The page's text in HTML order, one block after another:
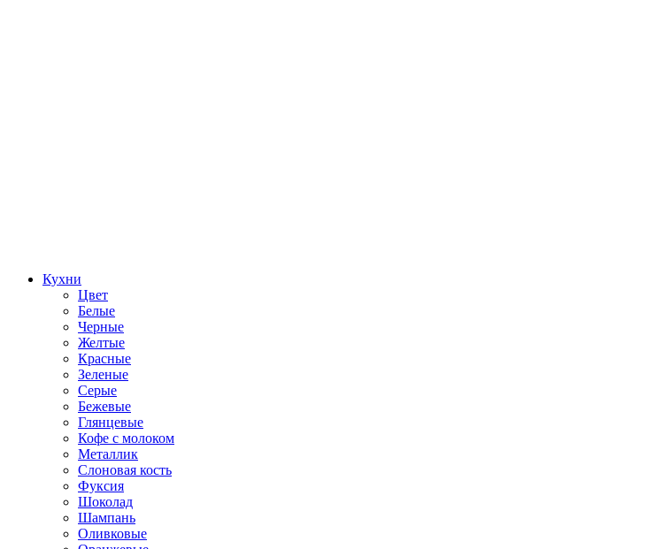
Кухни
Цвет
Белые
Черные
Желтые
Красные
Зеленые
Серые
Бежевые
Глянцевые
Кофе с молоком
Металлик
Слоновая кость
Фуксия
Шоколад
Шампань
Оливковые